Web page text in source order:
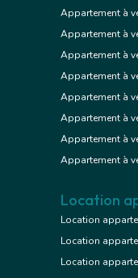
Appartement à
Appartement à
Appartement à
Appartement à
Appartement à
Appartement à
Appartement à
Appartement à
Location
Location
Location
Location